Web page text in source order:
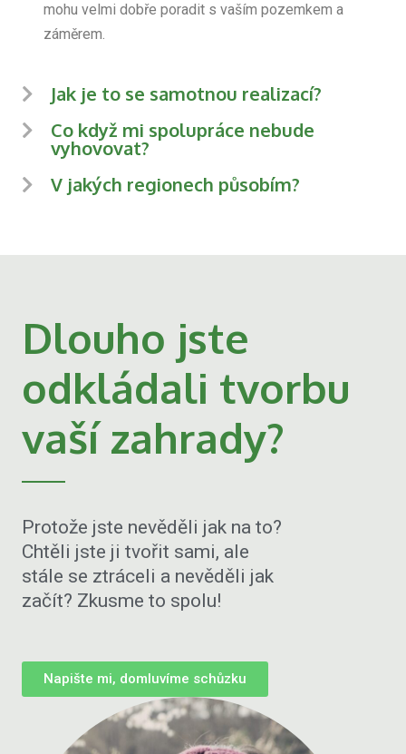
mohu velmi dobře poradit s vaším pozemkem a
záměrem.
Jak je to se samotnou realizací?
Co když mi spolupráce nebude
vyhovovat?
V jakých regionech působím?
Dlouho jste
odkládali tvorbu
vaší zahrady?
Protože jste nevěděli jak na to?
Chtěli jste ji tvořit sami, ale
stále se ztráceli a nevěděli jak
začít? Zkusme to spolu!
Napište mi, domluvíme schůzku